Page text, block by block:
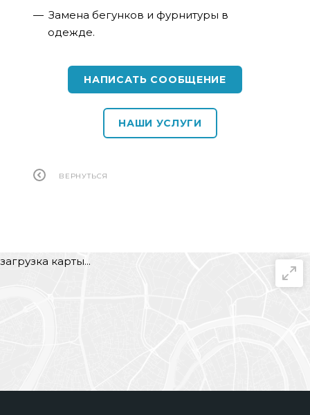
Замена бегунков и фурнитуры в
одежде.
НАПИСАТЬ СООБЩЕНИЕ
НАШИ УСЛУГИ
ВЕРНУТЬСЯ
загрузка карты...